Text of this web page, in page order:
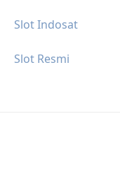
Slot Indosat
Slot Resmi